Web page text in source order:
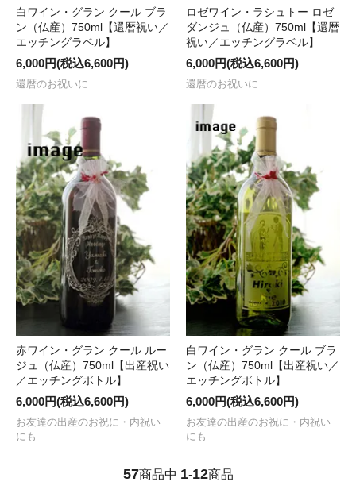
白ワイン・グラン クール ブラ
ン（仏産）750ml【還暦祝い／
エッチングラベル】
6,000円(税込6,600円)
還暦のお祝いに
ロゼワイン・ラシュトー ロゼ
ダンジュ（仏産）750ml【還暦
祝い／エッチングラベル】
6,000円(税込6,600円)
還暦のお祝いに
赤ワイン・グラン クール ルー
ジュ（仏産）750ml【出産祝い
／エッチングボトル】
6,000円(税込6,600円)
お友達の出産のお祝に・内祝い
にも
白ワイン・グラン クール ブラ
ン（仏産）750ml【出産祝い／
エッチングボトル】
6,000円(税込6,600円)
お友達の出産のお祝に・内祝い
にも
57商品中 1-12商品